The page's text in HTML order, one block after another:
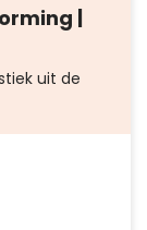
|
uit de